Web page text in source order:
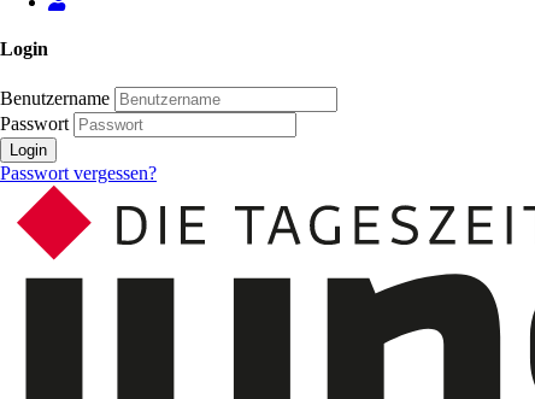
Login
Benutzername
Passwort
Login
Passwort vergessen?